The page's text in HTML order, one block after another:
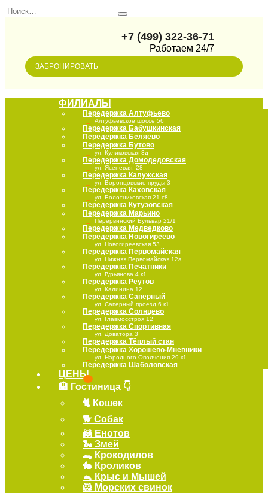
Перейти
к
Search
for:
+7 (499) 322-36-71
Работаем 24/7
ЗАБРОНИРОВАТЬ
ФИЛИАЛЫ
Передержка Алтуфьево
Передержка Бабушкинская
Передержка Беляево
Передержка Бутово
Передержка Домодедовская
Передержка Калужская
Передержка Каховская
Передержка Кутузовская
Передержка Марьино
Передержка Медведково
Передержка Новогиреево
Передержка Первомайская
Передержка Печатники
Передержка Реутов
Передержка Саперный
Передержка Солнцево
Передержка Спортивная
Передержка Тёплый стан
Передержка Хорошево-Мневники
Передержка Шаболовская
ЦЕНЫ
🏨 Гостиница 👇
🐈 Кошек
🐕 Собак
🦝 Енотов
🐍 Змей
🐊 Крокодилов
🐇 Кроликов
🐁 Крыс и Мышей
🐹 Морских свинок